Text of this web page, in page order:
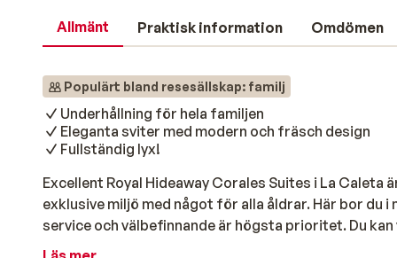
Allmänt Praktisk information Omdömen
Populärt bland resesällskap: familj
Underhållning för hela familjen
Eleganta sviter med modern och fräsch design
Fullständig lyx!
Excellent Royal Hideaway Corales Suites i La
exklusive miljö med något för alla åldrar. Här bor du
service och välbefinnande är högsta prioritet. Du
av hotellets ljusa och fina sviter eller i en av villorna.